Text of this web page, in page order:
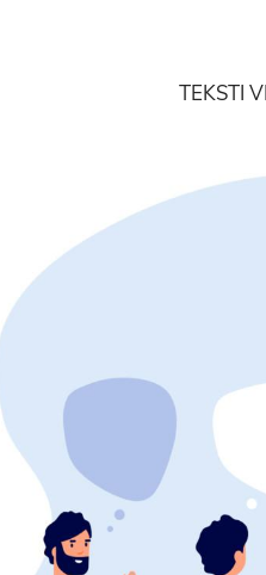
TEKSTI